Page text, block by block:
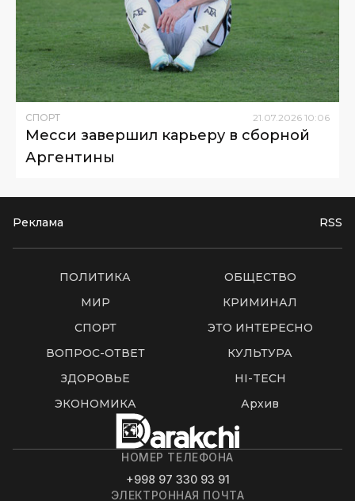
СПОРТ 21 07 2026 10:06
Месси завершил карьеру в сборной
Аргентины
Реклама RSS
ПОЛИТИКА
ОБЩЕСТВО
МИР
КРИМИНАЛ
СПОРТ
ЭТО ИНТЕРЕСНО
ВОПРОС-ОТВЕТ
КУЛЬТУРА
ЗДОРОВЬЕ
HI-TECH
ЭКОНОМИКА
Архив
НОМЕР ТЕЛЕФОНА
+998 97 330 93 91
ЭЛЕКТРОННАЯ ПОЧТА